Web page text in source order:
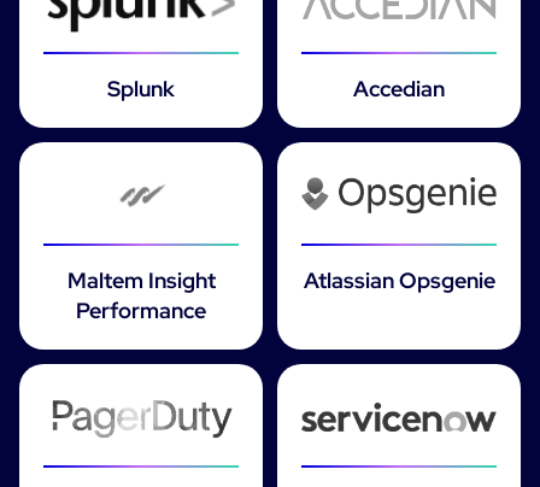
Splunk Accedian
Maltem Insight
Performance
Atlassian Opsgenie